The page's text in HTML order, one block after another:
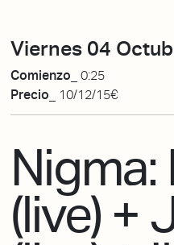
Viernes 04
Comienzo_ 0:25
Precio_
10/12/15€
Nigma:
(live) +